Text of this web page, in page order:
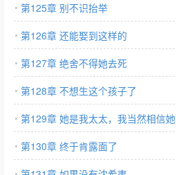
第125章 别不识抬举
第126章 还能娶到这样的
第127章 绝舍不得她去死
第128章 不想生这个孩子了
第129章 她是我太太，我当然相信她
第130章 终于肯露面了